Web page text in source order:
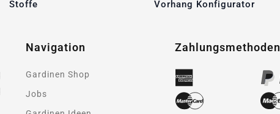
Stoffe Vorhang Konfigurator
Navigation
Gardinen Shop
Jobs
Zahlungsmethoden